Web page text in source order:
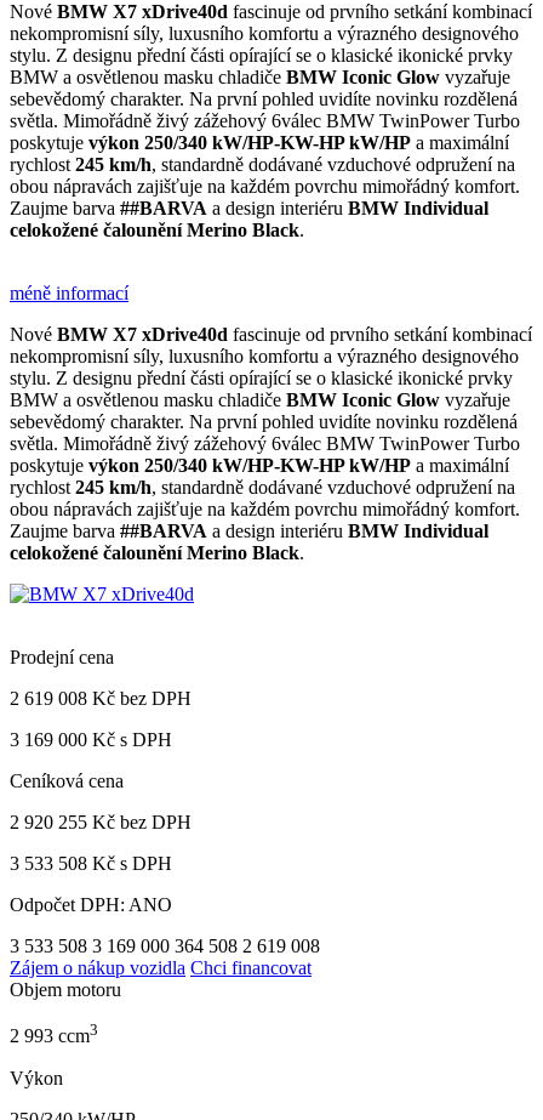
Nové BMW X7 xDrive40d fascinuje od prvního setkání kombinací
nekompromisní síly, luxusního komfortu a výrazného designového
stylu. Z designu přední části opírající se o klasické ikonické prvky
BMW a osvětlenou masku chladiče BMW Iconic Glow vyzařuje
sebevědomý charakter. Na první pohled uvidíte novinku rozdělená
světla. Mimořádně živý zážehový 6válec BMW TwinPower Turbo
poskytuje výkon 250/340 kW/HP-KW-HP kW/HP a maximální
rychlost 245 km/h, standardně dodávané vzduchové odpružení na
obou nápravách zajišťuje na každém povrchu mimořádný komfort.
Zaujme barva ##BARVA a design interiéru BMW Individual
celokožené čalounění Merino Black.
méně informací
Nové BMW X7 xDrive40d fascinuje od prvního setkání kombinací
nekompromisní síly, luxusního komfortu a výrazného designového
stylu. Z designu přední části opírající se o klasické ikonické prvky
BMW a osvětlenou masku chladiče BMW Iconic Glow vyzařuje
sebevědomý charakter. Na první pohled uvidíte novinku rozdělená
světla. Mimořádně živý zážehový 6válec BMW TwinPower Turbo
poskytuje výkon 250/340 kW/HP-KW-HP kW/HP a maximální
rychlost 245 km/h, standardně dodávané vzduchové odpružení na
obou nápravách zajišťuje na každém povrchu mimořádný komfort.
Zaujme barva ##BARVA a design interiéru BMW Individual
celokožené čalounění Merino Black.
Prodejní cena
2 619 008 Kč bez DPH
3 169 000 Kč s DPH
Ceníková cena
2 920 255 Kč bez DPH
3 533 508 Kč s DPH
Odpočet DPH: ANO
3 533 508 3 169 000 364 508 2 619 008
Zájem o nákup vozidla Chci financovat
Objem motoru
2 993 ccm3
Výkon